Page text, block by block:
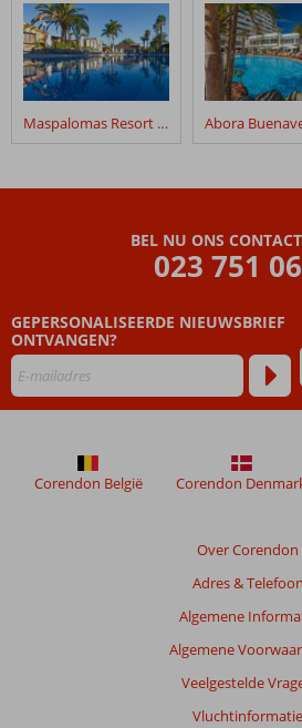
Maspalomas Resort by Dunas
BEL NU ONS
023 751
GEPERSONALISEERDE NIEUWSBRIEF
ONTVANGEN?
Over Corendon
Adres & Telefoon
Algemene
Algemene
Veelgestelde
Vluchtinformatie
Corendon België Corendon